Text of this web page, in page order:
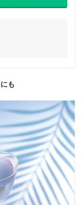
も